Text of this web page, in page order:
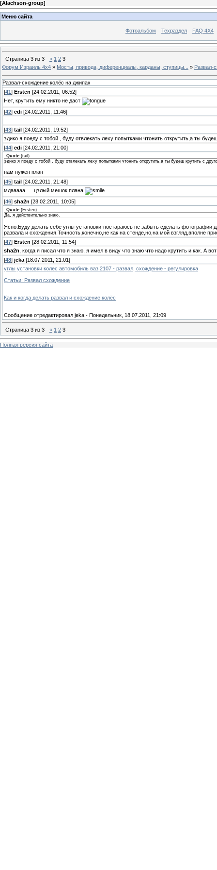
[Alachson-group]
Меню сайта
Фотоальбом Техраздел FAQ 4X4
Страница 3 из 3 « 1 2 3
Форум Израиль 4х4 » Мосты, привода, диференциалы, карданы, ступицы... » Развал-
Развал-схождение колёс на джипах
[41] Ersten [24.02.2011, 06:52]
Нет, крутить ему никто не даст
[42] edi [24.02.2011, 11:46]
[43] tail [24.02.2011, 19:52]
эдико я поеду с тобой , буду отвлекать леху попытками чтонить открутить,а ты
[44] edi [24.02.2011, 21:00]
Quote (tail )
эдико я поеду с тобой , буду отвлекать леху попытками чтонить открутить,а ты будеш крутить с
нам нужен план
[45] tail [24.02.2011, 21:48]
мдааааа..... цэлый мешок плана
[46] sha2n [28.02.2011, 10:05]
Quote (Ersten)
Да, я действительно знаю.
Ясно.Буду делать себе углы установки-постараюсь не забыть сделать фотографии
развала и схождения.Точность,конечно,не как на стенде,но,на мой взгляд,вполне
[47] Ersten [28.02.2011, 11:54]
sha2n , когда я писал что я знаю, я имел в виду что знаю что надо крутить и как. А
[48] jeka [18.07.2011, 21:01]
углы установки колес автомобиль ваз 2107 - развал, схождение - регулировка
Статьи: Развал схождение
Как и когда делать развал и схождение колёс
Сообщение отредактировал jeka - Понедельник, 18.07.2011, 21:09
Страница 3 из 3 « 1 2 3
Полная версия сайта